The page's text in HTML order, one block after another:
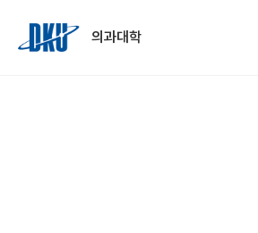
의과대학